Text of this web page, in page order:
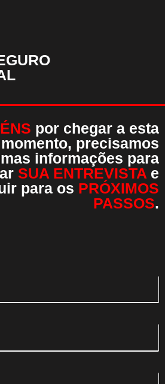
por chegar a esta
precisamos
informações para
SUA ENTREVISTA e
para os PRÓXIMOS
PASSOS.